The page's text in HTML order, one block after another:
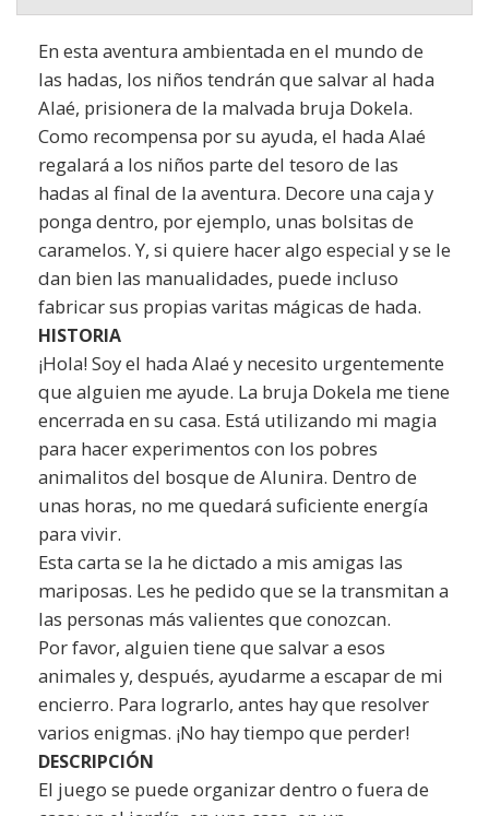
En esta aventura ambientada en el mundo de
las hadas, los niños tendrán que salvar al hada
Alaé, prisionera de la malvada bruja Dokela.
Como recompensa por su ayuda, el hada Alaé
regalará a los niños parte del tesoro de las
hadas al final de la aventura. Decore una caja y
ponga dentro, por ejemplo, unas bolsitas de
caramelos. Y, si quiere hacer algo especial y se le
dan bien las manualidades, puede incluso
fabricar sus propias varitas mágicas de hada.
HISTORIA
¡Hola! Soy el hada Alaé y necesito urgentemente
que alguien me ayude. La bruja Dokela me tiene
encerrada en su casa. Está utilizando mi magia
para hacer experimentos con los pobres
animalitos del bosque de Alunira. Dentro de
unas horas, no me quedará suficiente energía
para vivir.
Esta carta se la he dictado a mis amigas las
mariposas. Les he pedido que se la transmitan a
las personas más valientes que conozcan.
Por favor, alguien tiene que salvar a esos
animales y, después, ayudarme a escapar de mi
encierro. Para lograrlo, antes hay que resolver
varios enigmas. ¡No hay tiempo que perder!
DESCRIPCIÓN
El juego se puede organizar dentro o fuera de